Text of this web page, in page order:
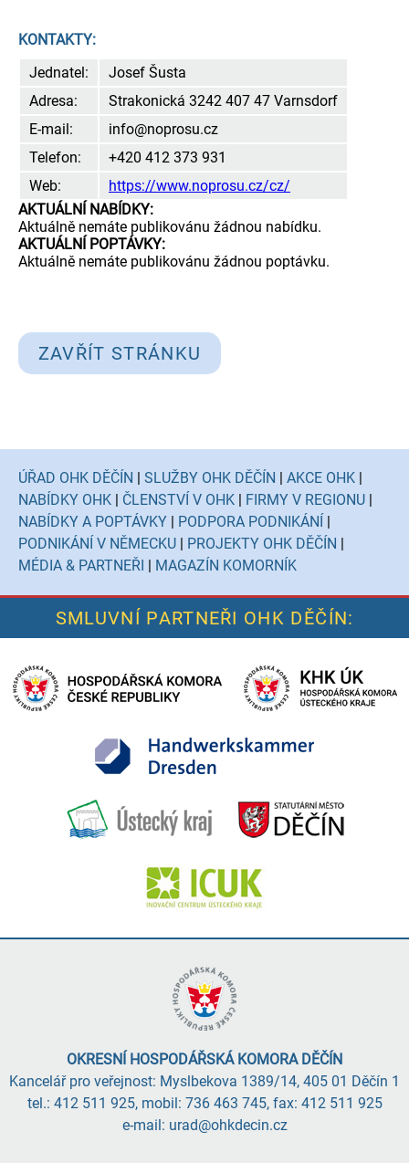
KONTAKTY:
Jednatel:
Josef Šusta
Adresa:
Strakonická 3242 407 47 Varnsdorf
E-mail:
info@noprosu.cz
Telefon:
+420 412 373 931
Web:
https://www.noprosu.cz/cz/
AKTUÁLNÍ NABÍDKY:
Aktuálně nemáte publikovánu žádnou nabídku.
AKTUÁLNÍ POPTÁVKY:
Aktuálně nemáte publikovánu žádnou poptávku.
ZAVŘÍT STRÁNKU
ÚŘAD OHK DĚČÍN | SLUŽBY OHK DĚČÍN | AKCE OHK |
NABÍDKY OHK | ČLENSTVÍ V OHK | FIRMY V REGIONU |
NABÍDKY A POPTÁVKY | PODPORA PODNIKÁNÍ |
PODNIKÁNÍ V NĚMECKU | PROJEKTY OHK DĚČÍN |
MÉDIA & PARTNEŘI | MAGAZÍN KOMORNÍK
SMLUVNÍ PARTNEŘI OHK DĚČÍN:
OKRESNÍ HOSPODÁŘSKÁ KOMORA DĚČÍN
Kancelář pro veřejnost: Myslbekova 1389/14, 405 01 Děčín 1
tel.: 412 511 925, mobil: 736 463 745, fax: 412 511 925
e-mail: urad@ohkdecin.cz